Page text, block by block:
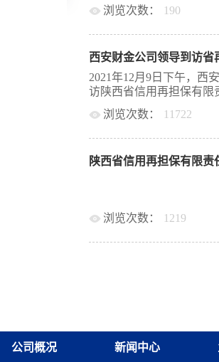
控保供企业，按照特事
授信审批后，施行“见贷
方按2:8比例共担风险。
体系、夯基础、重合作、
资源，实现县域业务全覆
资本金10亿元以上的政
中的龙头作用，建立科学
担保产品，推动全省担
农业务占比达到80%以上
二是夯实发展基础。加快
2023年底前投资3-5家支
成了投资程序并获得投
我省政府性融资担保、再
连续第二年获得中央财政
的又一项中央财政资金
一步，省再担保公司坚
企业和“三农”等普惠主
构。近年来，按照省委省
浏览次数： 190
西安财金公司领导到访省
2021年12月9日下午，西
访陕西省信用再担保有限
担保体系、合作协议签
负责同志参加了会谈。
浏览次数： 11722
陕西省信用再担保有限
浏览次数： 1219
公司概况 新闻中心